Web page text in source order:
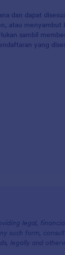
dan dapat
atau menyambut
sambil
yang
legal,
such form,
legally and